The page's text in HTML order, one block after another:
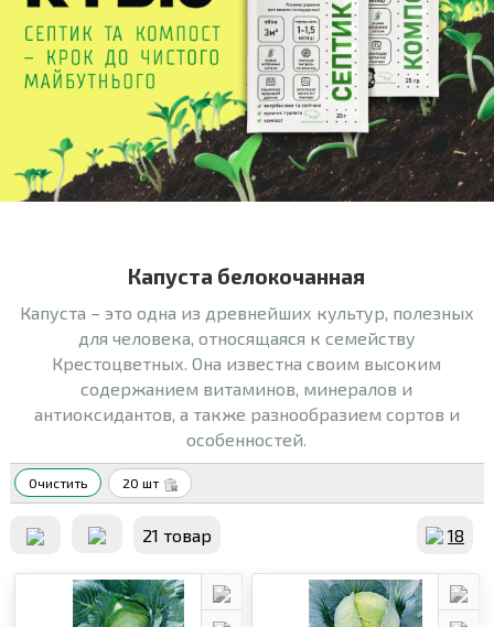
Капуста белокочанная
Капуста – это одна из древнейших культур, полезных
для человека, относящаяся к семейству
Крестоцветных. Она известна своим высоким
содержанием витаминов, минералов и
антиоксидантов, а также разнообразием сортов и
особенностей.
Очистить 20 шт
21 товар 18